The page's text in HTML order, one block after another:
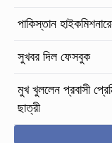
পাকিস্তান
সুখবর দিল ফেসবুক
মুখ খুললেন প্রবাসী
ছাত্রী